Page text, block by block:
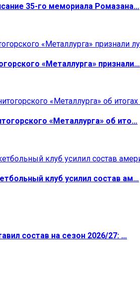
35-го мемориала Ромазана…
«Металлурга» признали…
«Металлурга» об ито…
клуб усилил состав ам…
состав на сезон 2026/27: …